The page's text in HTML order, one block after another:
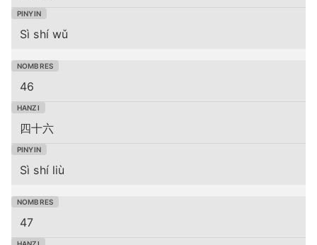
Sì shí wǔ
46
四十六
Sì shí liù
47